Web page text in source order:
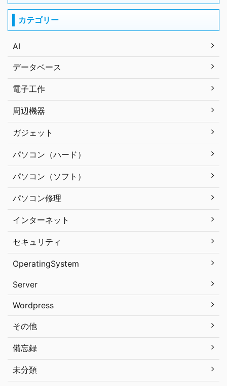
カテゴリー
AI
データベース
電子工作
周辺機器
ガジェット
パソコン（ハード）
パソコン（ソフト）
パソコン修理
インターネット
セキュリティ
OperatingSystem
Server
Wordpress
その他
備忘録
未分類